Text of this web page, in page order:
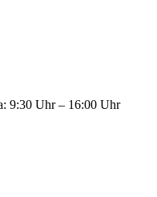
9:30 Uhr – 16:00 Uhr